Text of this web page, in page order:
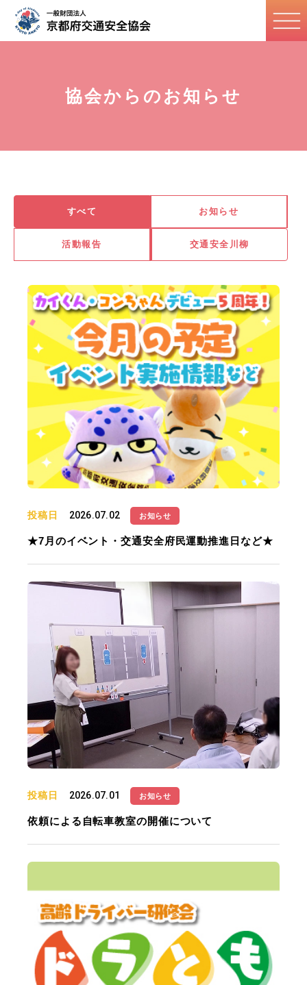
協会からのお知らせ
すべて お知らせ
活動報告 交通安全川柳
投稿日 2026.07.02 お知らせ
★7月のイベント・交通安全府民運動推進日など★
投稿日 2026.07.01 お知らせ
依頼による自転車教室の開催について